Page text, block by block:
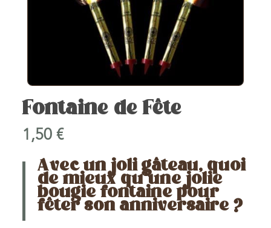
Fontaine de Fête
1,50€
Avec un joli gâteau, quoi
de mieux qu’une jolie
bougie fontaine pour
fêter son anniversaire ?